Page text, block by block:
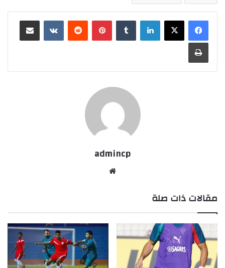
لينكدإن بينتيريست
admincp
مقالات ذات صلة